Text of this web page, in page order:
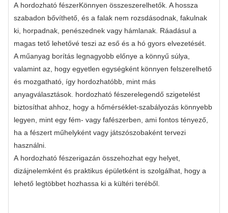
A hordozható fészerKönnyen összeszerelhetők. A hossza
szabadon bővíthető, és a falak nem rozsdásodnak, fakulnak
ki, horpadnak, penészednek vagy hámlanak. Ráadásul a
magas tető lehetővé teszi az eső és a hó gyors elvezetését.
A műanyag borítás legnagyobb előnye a könnyű súlya,
valamint az, hogy egyetlen egységként könnyen felszerelhető
és mozgatható, így hordozhatóbb, mint más
anyagválasztások. hordozható fészerelegendő szigetelést
biztosíthat ahhoz, hogy a hőmérséklet-szabályozás könnyebb
legyen, mint egy fém- vagy fafészerben, ami fontos tényező,
ha a fészert műhelyként vagy játszószobaként tervezi
használni.
A hordozható fészerigazán összehozhat egy helyet,
dizájnelemként és praktikus épületként is szolgálhat, hogy a
lehető legtöbbet hozhassa ki a kültéri teréből.